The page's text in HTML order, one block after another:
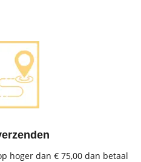
hoger dan € 75,00 dan betaal